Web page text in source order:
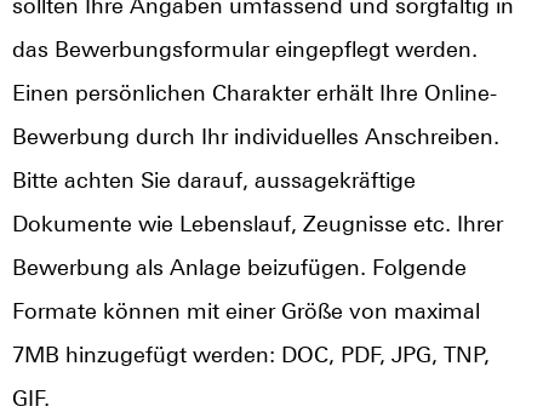
sollten Ihre Angaben umfassend und sorgfältig in
das Bewerbungsformular eingepflegt werden.
Einen persönlichen Charakter erhält Ihre Online-
Bewerbung durch Ihr individuelles Anschreiben.
Bitte achten Sie darauf, aussagekräftige
Dokumente wie Lebenslauf, Zeugnisse etc. Ihrer
Bewerbung als Anlage beizufügen. Folgende
Formate können mit einer Größe von maximal
7MB hinzugefügt werden: DOC, PDF, JPG, TNP,
GIF.